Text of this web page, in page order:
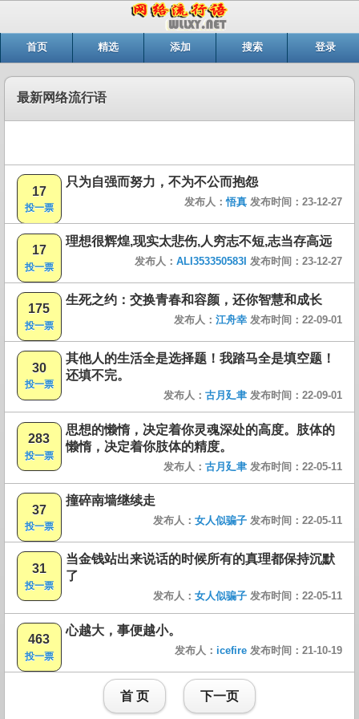
首页 精选 添加 搜索 登录
最新网络流行语
17
投一票
只为自强而努力，不为不公而抱怨
发布人：悟真 发布时间：23-12-27
17
投一票
理想很辉煌,现实太悲伤,人穷志不短,志当存高远
发布人： ALI353350583I 发布时间：23-12-27
175
投一票
生死之约：交换青春和容颜，还你智慧和成长
发布人： 江舟幸 发布时间：22-09-01
30
投一票
其他人的生活全是选择题！我踏马全是填空题！
还填不完。
发布人： 古月廴聿 发布时间：22-09-01
283
投一票
思想的懒惰，决定着你灵魂深处的高度。肢体的
懒惰，决定着你肢体的精度。
发布人： 古月廴聿 发布时间：22-05-11
37
投一票
撞碎南墙继续走
发布人： 女人似骗子 发布时间：22-05-11
31
投一票
当金钱站出来说话的时候所有的真理都保持沉默
了
发布人： 女人似骗子 发布时间：22-05-11
463
投一票
心越大，事便越小。
发布人： icefire 发布时间：21-10-19
首 页 下一页